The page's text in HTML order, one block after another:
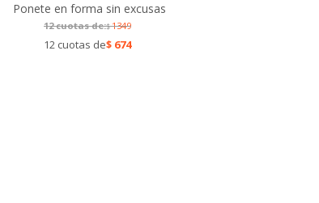
Ponete en forma sin excusas
12 cuotas de:$1349
12 cuotas de$ 674